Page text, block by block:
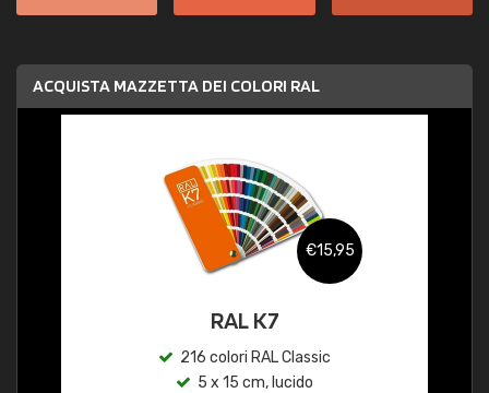
ACQUISTA MAZZETTA DEI COLORI RAL
€15,95
RAL K7
216 colori RAL Classic
5 x 15 cm, lucido